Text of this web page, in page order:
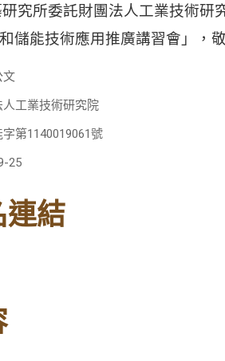
究所委託財團法人工業技術研
儲能技術應用推廣講習會」，
文
人工業技術研究院
字第1140019061號
25
結